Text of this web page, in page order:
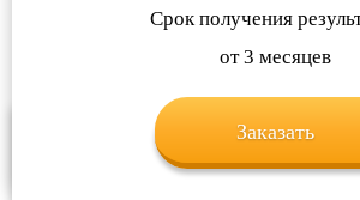
Срок получения
от 3 месяцев
Заказать